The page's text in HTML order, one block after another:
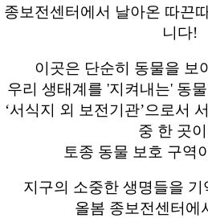
종보전센터에서 날아온 따끈
니다!
이곳은 단순히 동물을 보
우리 생태계를 '지켜내는' 동
‘서식지 외 보전기관’으로서
중 한 곳
토종 동물 보호 구역
지구의 소중한 생명들을
올봄 종보전센터에